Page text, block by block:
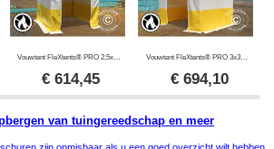
Vouwtent FleXtents® PRO 2,5x2,5m, PVC, Werktent, brandvertragend, incl. 4 zijwanden
€ 614,45
Vouwtent FleXtents® PRO 3x3m, PVC, Werktent, brandvertragend, incl. 4 zijwanden
€ 694,10
van tuingereedschap en meer